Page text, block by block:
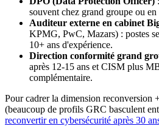
souvent chez grand groupe ou
Auditeur externe en cabinet
KPMG, PwC, Mazars) : postes
10+ ans d'expérience.
Direction conformité grand
après 12-15 ans et CISM plus
complémentaire.
Pour cadrer la dimension reconversion
(beaucoup de profils GRC basculent
reconvertir en cybersécurité après 30